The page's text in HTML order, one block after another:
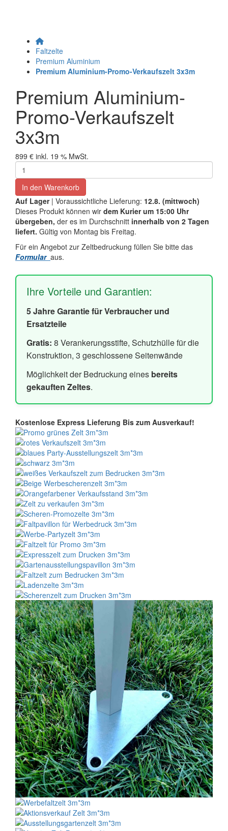
Faltzelte
Premium Aluminium
Premium Aluminium-Promo-Verkaufszelt 3x3m
Premium Aluminium-
Promo-Verkaufszelt
3x3m
899 € inkl. 19 % MwSt.
In den Warenkorb
Auf Lager | Voraussichtliche Lieferung: 12.8. (mittwoch)
Dieses Produkt können wir dem Kurier um 15:00 Uhr
übergeben, der es im Durchschnitt innerhalb von 2 Tagen
liefert. Gültig von Montag bis Freitag.
Für ein Angebot zur Zeltbedruckung füllen Sie bitte das
Formular aus.
Ihre Vorteile und Garantien:
5 Jahre Garantie für Verbraucher und
Ersatzteile
Gratis: 8 Verankerungsstifte, Schutzhülle für die
Konstruktion, 3 geschlossene Seitenwände
Möglichkeit der Bedruckung eines bereits
gekauften Zeltes.
Kostenlose Express Lieferung Bis zum Ausverkauf!